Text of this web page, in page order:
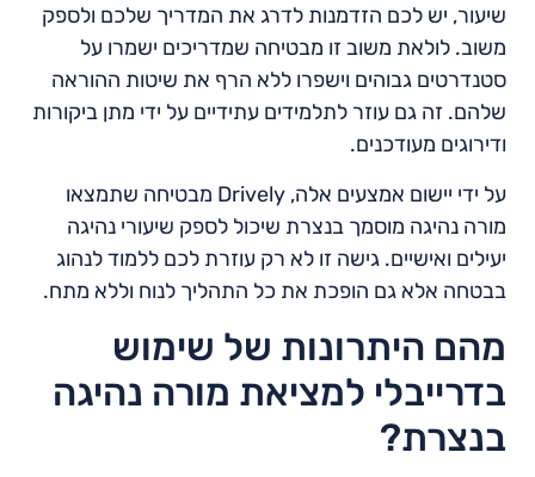
שיעור, יש לכם הזדמנות לדרג את המדריך שלכם ולספק
משוב. לולאת משוב זו מבטיחה שמדריכים ישמרו על
סטנדרטים גבוהים וישפרו ללא הרף את שיטות ההוראה
שלהם. זה גם עוזר לתלמידים עתידיים על ידי מתן ביקורות
ודירוגים מעודכנים.
על ידי יישום אמצעים אלה, Drively מבטיחה שתמצאו
מורה נהיגה מוסמך בנצרת שיכול לספק שיעורי נהיגה
יעילים ואישיים. גישה זו לא רק עוזרת לכם ללמוד לנהוג
בבטחה אלא גם הופכת את כל התהליך לנוח וללא מתח.
מהם היתרונות של שימוש
בדרייבלי למציאת מורה נהיגה
בנצרת?